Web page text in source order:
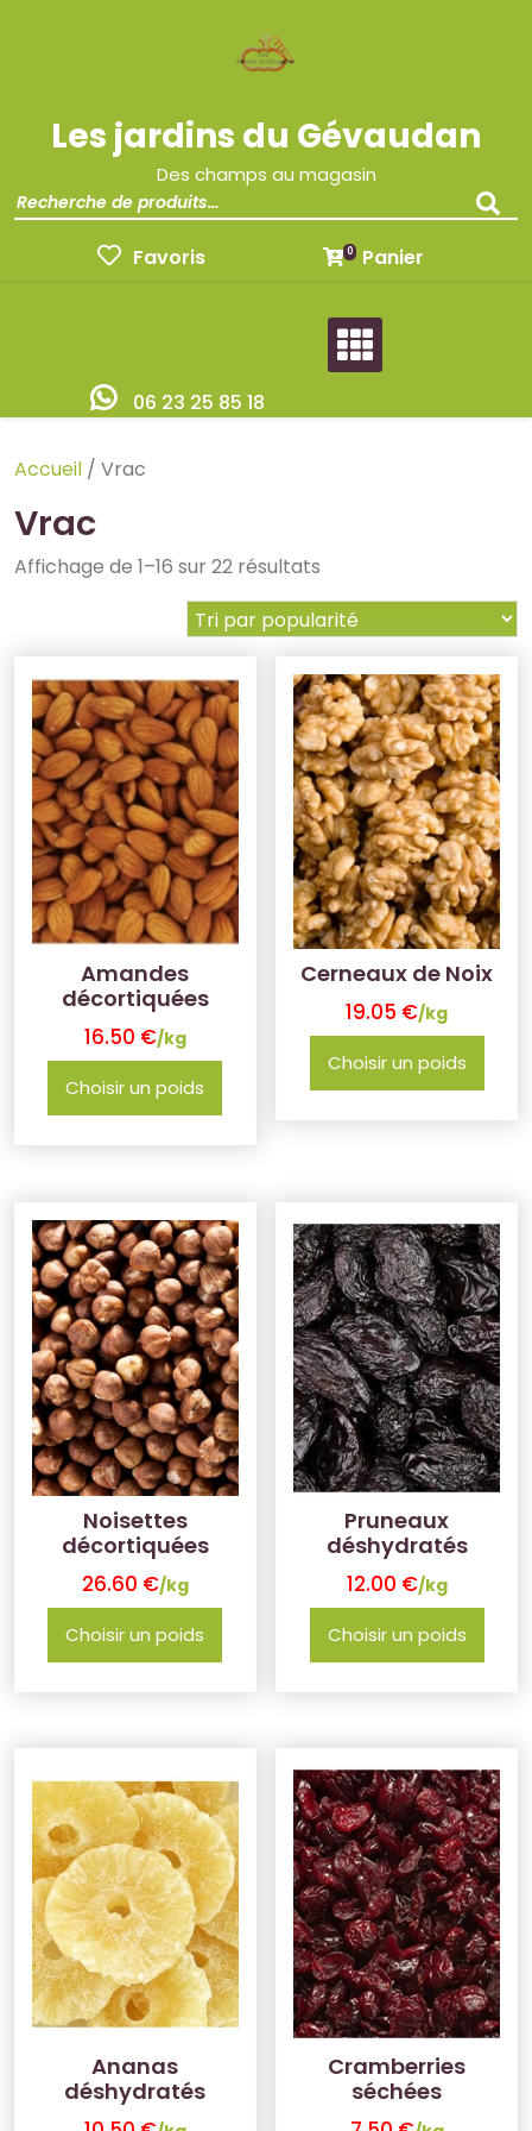
Les jardins du Gévaudan
Des champs au magasin
Favoris 0 Panier
06 23 25 85 18
Accueil / Vrac
Vrac
Affichage de 1–16 sur 22 résultats
Amandes
décortiquées
16.50 €/kg
Choisir un poids
Cerneaux de Noix
19.05 €/kg
Choisir un poids
Noisettes
décortiquées
26.60 €/kg
Choisir un poids
Pruneaux
déshydratés
12.00 €/kg
Choisir un poids
Ananas
déshydratés
Cramberries
séchées